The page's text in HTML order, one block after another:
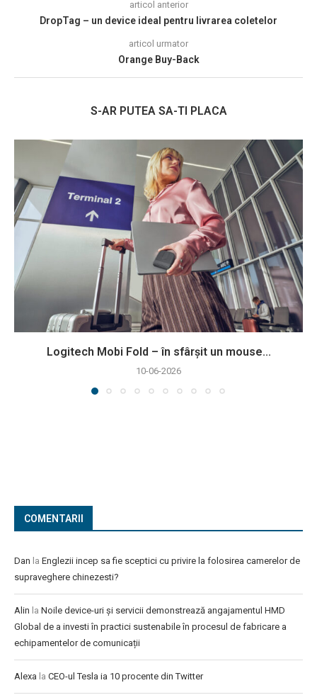
articol anterior
DropTag – un device ideal pentru livrarea coletelor
articol urmator
Orange Buy-Back
S-AR PUTEA SA-TI PLACA
Logitech Mobi Fold – în sfârșit un mouse...
10-06-2026
COMENTARII
Dan la Englezii incep sa fie sceptici cu privire la folosirea camerelor de
supraveghere chinezesti?
Alin la Noile device-uri și servicii demonstrează angajamentul HMD
Global de a investi în practici sustenabile în procesul de fabricare a
echipamentelor de comunicații
Alexa la CEO-ul Tesla ia 10 procente din Twitter